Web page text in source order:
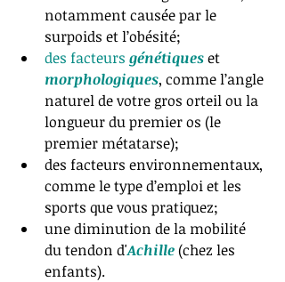
notamment causée par le
surpoids et l’obésité;
des facteurs génétiques et
morphologiques, comme l’angle
naturel de votre gros orteil ou la
longueur du premier os (le
premier métatarse);
des facteurs environnementaux,
comme le type d’emploi et les
sports que vous pratiquez;
une diminution de la mobilité
du tendon d'Achille (chez les
enfants).